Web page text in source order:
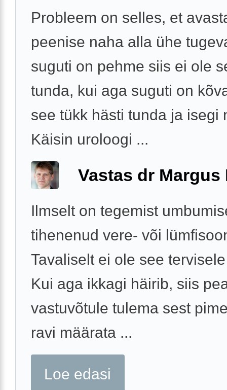
Probleem on selles, et
peenise naha alla ühe
suguti on pehme siis ei ole
tunda, kui aga suguti on
see tükk hästi tunda ja isegi
Käisin uroloogi ...
Vastas dr Margus
Ilmselt on tegemist
tihenenud vere- või
Tavaliselt ei ole see
Kui aga ikkagi häirib, siis
vastuvõtule tulema sest
ravi määrata ...
Loe edasi